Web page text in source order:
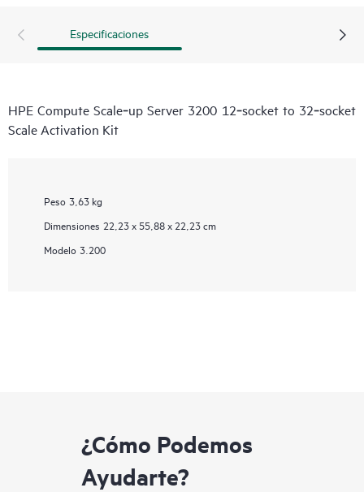
Especificaciones
HPE Compute Scale‑up Server 3200 12‑socket to 32‑socket
Scale Activation Kit
Peso 3,63 kg
Dimensiones 22,23 x 55,88 x 22,23 cm
Modelo 3.200
¿Cómo Podemos
Ayudarte?